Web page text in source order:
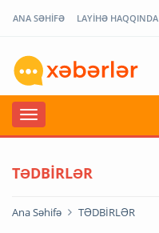
ANA SƏHİFƏ LAYİHƏ HAQQINDA
TƏDBİRLƏR
Ana Səhifə TƏDBİRLƏR